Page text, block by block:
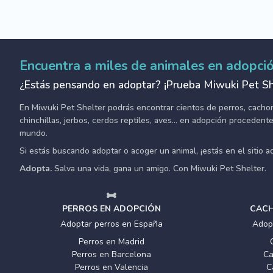
Encuentra a miles de animales en
¿Estás pensando en adoptar? ¡Prueba Miwuki Pet
En Miwuki Pet Shelter podrás encontrar cientos de perros,
chinchillas, jerbos, cerdos reptiles, aves... en adopción
mundo.
Si estás buscando adoptar o acoger un animal, ¡estás en el sitio
Adopta. Salva una vida, gana un amigo. Con Miwuki Pet Shelter.
PERROS EN ADOPCIÓN
Adoptar perros en España
Perros en Madrid
Perros en Barcelona
Perros en Valencia